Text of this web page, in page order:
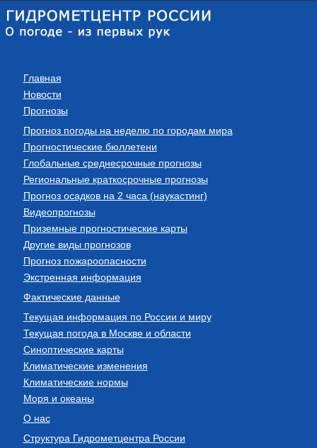
Главная
Новости
Прогнозы
Прогноз погоды на неделю по городам мира
Прогностические бюллетени
Глобальные среднесрочные прогнозы
Региональные краткосрочные прогнозы
Прогноз осадков на 2 часа (наукастинг)
Видеопрогнозы
Приземные прогностические карты
Другие виды прогнозов
Прогноз пожароопасности
Экстренная информация
Фактические данные
Текущая информация по России и миру
Текущая погода в Москве и области
Синоптические карты
Климатические изменения
Климатические нормы
Моря и океаны
О нас
Структура Гидрометцентра России